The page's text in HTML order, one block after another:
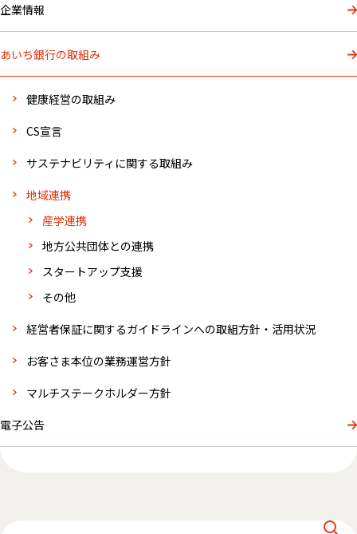
企業情報
あいち銀行の取組み
健康経営の取組み
CS宣言
サステナビリティに関する取組み
地域連携
産学連携
地方公共団体との連携
スタートアップ支援
その他
経営者保証に関するガイドラインへの取組方針・活用状況
お客さま本位の業務運営方針
マルチステークホルダー方針
電子公告